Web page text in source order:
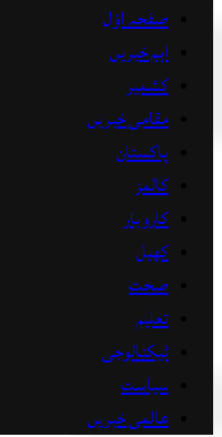
صفحہ اوّل
اہم خبریں
کشمیر
مقامی خبریں
پاکستان
کالمز
کاروبار
کھیل
صحت
تعلیم
ٹیکنالوجی
سیاست
عالمی خبریں